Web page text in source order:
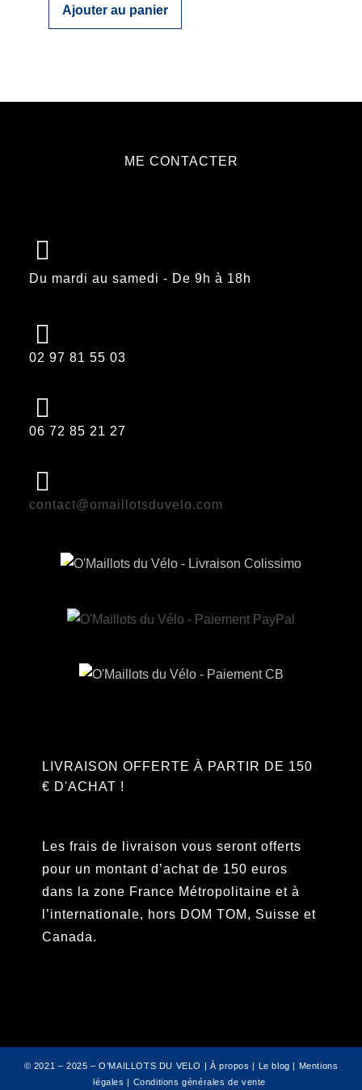
Ajouter au panier
ME CONTACTER
Du mardi au samedi - De 9h à 18h
02 97 81 55 03
06 72 85 21 27
contact@omaillotsduvelo.com
LIVRAISON OFFERTE À PARTIR DE 150
€ D'ACHAT !
Les frais de livraison vous seront offerts
pour un montant d’achat de 150 euros
dans la zone France Métropolitaine et à
l’internationale, hors DOM TOM, Suisse et
Canada.
© 2021 – 2025 – O’MAILLOTS DU VELO | À propos | Le blog | Mentions
légales | Conditions générales de vente